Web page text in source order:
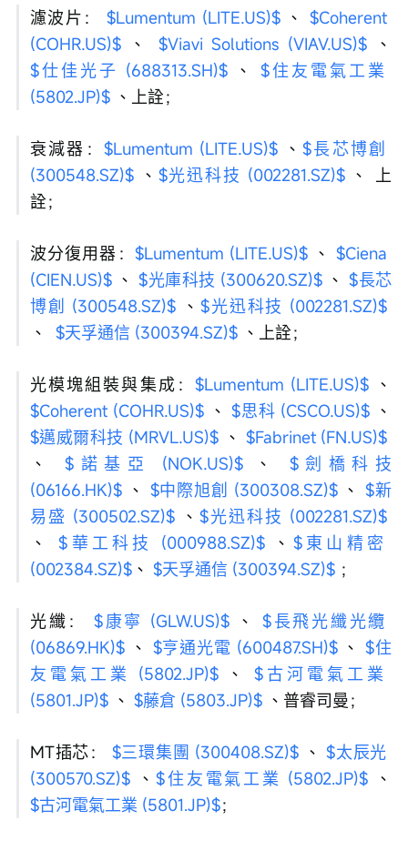
濾波片： $Lumentum (LITE.US)$ 、 $Coherent
(COHR.US)$ 、 $Viavi Solutions (VIAV.US)$ 、
$仕佳光子 (688313.SH)$ 、 $住友電氣工業
(5802.JP)$ 、上詮；
衰減器： $Lumentum (LITE.US)$ 、$長芯博創
(300548.SZ)$ 、 $光迅科技 (002281.SZ)$ 、 上
詮；
波分復用器： $Lumentum (LITE.US)$ 、 $Ciena
(CIEN.US)$ 、 $光庫科技 (300620.SZ)$ 、 $長芯
博創 (300548.SZ)$ 、$光迅科技 (002281.SZ)$
、 $天孚通信 (300394.SZ)$ 、上詮；
光模塊組裝與集成： $Lumentum (LITE.US)$ 、
$Coherent (COHR.US)$ 、 $思科 (CSCO.US)$ 、
$邁威爾科技 (MRVL.US)$ 、 $Fabrinet (FN.US)$
、 $諾基亞 (NOK.US)$ 、 $劍橋科技
(06166.HK)$ 、 $中際旭創 (300308.SZ)$ 、 $新
易盛 (300502.SZ)$ 、 $光迅科技 (002281.SZ)$
、 $華工科技 (000988.SZ)$ 、$東山精密
(002384.SZ)$ 、 $天孚通信 (300394.SZ)$ ；
光纖： $康寧 (GLW.US)$ 、 $長飛光纖光纜
(06869.HK)$ 、 $亨通光電 (600487.SH)$ 、 $住
友電氣工業 (5802.JP)$ 、 $古河電氣工業
(5801.JP)$ 、 $藤倉 (5803.JP)$ 、普睿司曼；
MT插芯： $三環集團 (300408.SZ)$ 、 $太辰光
(300570.SZ)$ 、$住友電氣工業 (5802.JP)$ 、
$古河電氣工業 (5801.JP)$；